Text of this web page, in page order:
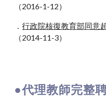
（2016-1-12）
．行政院核復教育部同意
（2014-11-3）
●代理教師完整